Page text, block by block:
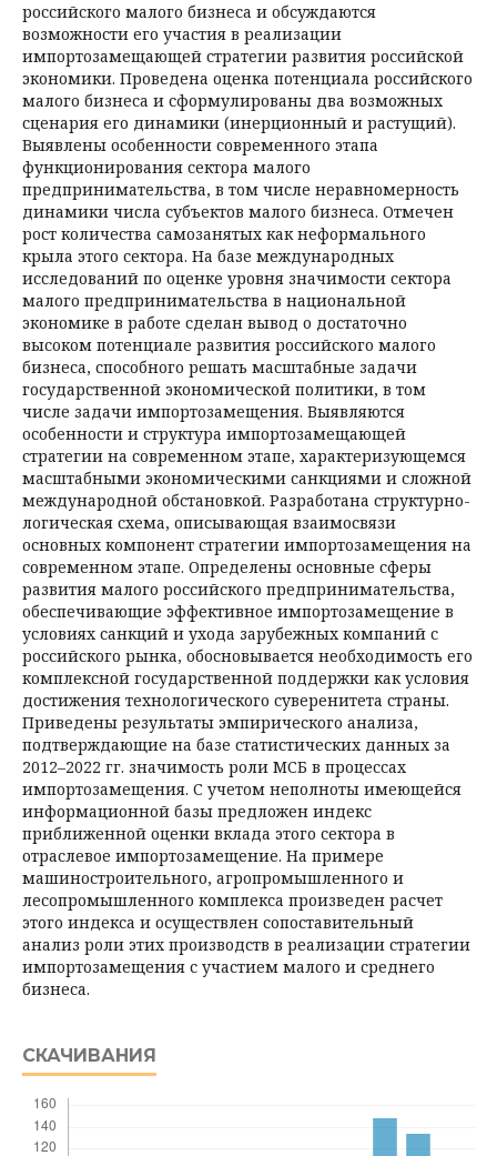
российского малого бизнеса и обсуждаются
возможности его участия в реализации
импортозамещающей стратегии развития российской
экономики. Проведена оценка потенциала российского
малого бизнеса и сформулированы два возможных
сценария его динамики (инерционный и растущий).
Выявлены особенности современного этапа
функционирования сектора малого
предпринимательства, в том числе неравномерность
динамики числа субъектов малого бизнеса. Отмечен
рост количества самозанятых как неформального
крыла этого сектора. На базе международных
исследований по оценке уровня значимости сектора
малого предпринимательства в национальной
экономике в работе сделан вывод о достаточно
высоком потенциале развития российского малого
бизнеса, способного решать масштабные задачи
государственной экономической политики, в том
числе задачи импортозамещения. Выявляются
особенности и структура импортозамещающей
стратегии на современном этапе, характеризующемся
масштабными экономическими санкциями и сложной
международной обстановкой. Разработана структурно-
логическая схема, описывающая взаимосвязи
основных компонент стратегии импортозамещения на
современном этапе. Определены основные сферы
развития малого российского предпринимательства,
обеспечивающие эффективное импортозамещение в
условиях санкций и ухода зарубежных компаний с
российского рынка, обосновывается необходимость его
комплексной государственной поддержки как условия
достижения технологического суверенитета страны.
Приведены результаты эмпирического анализа,
подтверждающие на базе статистических данных за
2012–2022 гг. значимость роли МСБ в процессах
импортозамещения. С учетом неполноты имеющейся
информационной базы предложен индекс
приближенной оценки вклада этого сектора в
отраслевое импортозамещение. На примере
машиностроительного, агропромышленного и
лесопромышленного комплекса произведен расчет
этого индекса и осуществлен сопоставительный
анализ роли этих производств в реализации стратегии
импортозамещения с участием малого и среднего
бизнеса.
СКАЧИВАНИЯ